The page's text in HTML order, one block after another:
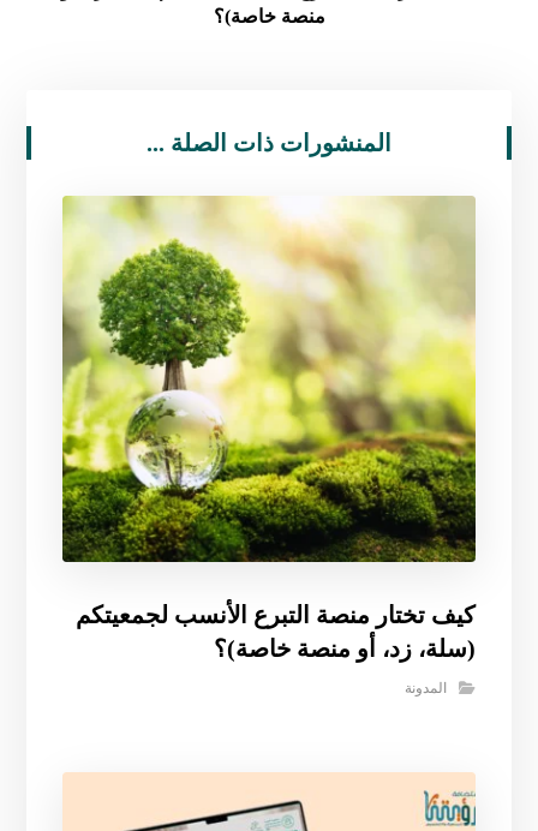
منصة خاصة)؟
المنشورات ذات الصلة ...
كيف تختار منصة التبرع الأنسب لجمعيتكم
(سلة، زد، أو منصة خاصة)؟
المدونة